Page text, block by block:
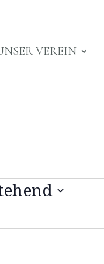
VEREIN